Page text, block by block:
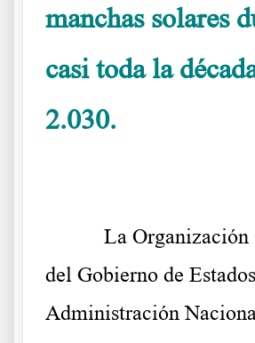
manchas solares
casi toda la
2.030.
La
del Gobierno de
Administración